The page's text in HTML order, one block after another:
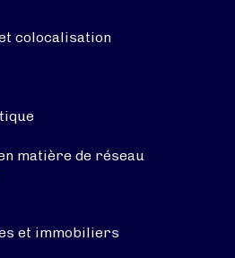
colocalisation
matière de réseau
et immobiliers